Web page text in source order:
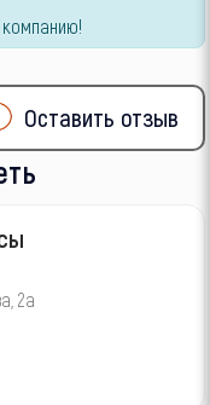
компанию!
Оставить отзыв
2а